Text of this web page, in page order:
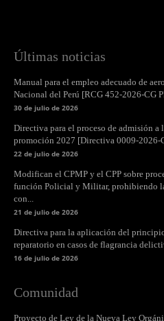
Últimas noticias
Manual para el empleo adecuado de
Nacional del Perú [RCG 452-2026-CG
30 de julio de 2026
Directiva para el proceso de admisión a
promoción 2027 [Directiva 0009-2026-
22 de julio de 2026
Modifican el CPMP y el CPP sobre
función Policial y Militar, prohibiendo
con...
21 de julio de 2026
Directiva para la aplicación del
reparatorio en casos de flagrancia
16 de julio de 2026
Comunidad
Proyecto de Ley de la Nueva Ley